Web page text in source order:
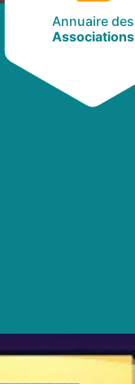
Annuaire des
Associations